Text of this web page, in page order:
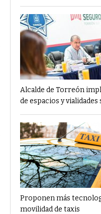
Alcalde de Torreón
de espacios y vialidades
Proponen más
movilidad de taxis